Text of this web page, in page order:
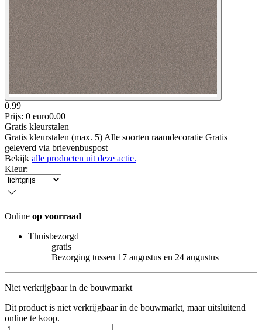
0.99
Prijs: 0 euro0.00
Gratis kleurstalen
Gratis kleurstalen (max. 5) Alle soorten raamdecoratie Gratis
geleverd via brievenbuspost
Bekijk alle producten uit deze actie.
Kleur:
Online op voorraad
Thuisbezorgd
gratis
Bezorging tussen 17 augustus en 24 augustus
Niet verkrijgbaar in de bouwmarkt
Dit product is niet verkrijgbaar in de bouwmarkt, maar uitsluitend
online te koop.